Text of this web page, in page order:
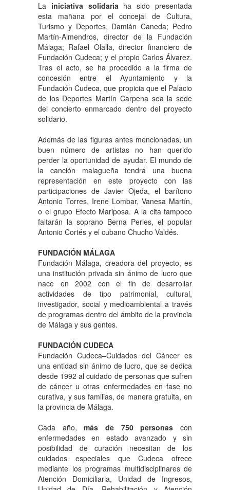
La iniciativa solidariaha sido presentada
esta mañana por el concejal de Cultura,
Turismo y Deportes, Damián Caneda; Pedro
Martín-Almendros, director de la Fundación
Málaga; Rafael Olalla, director financiero de
Fundación Cudeca; y el propio Carlos Álvarez.
Tras el acto, se ha procedido a la firma de
concesión entre el Ayuntamiento y la
Fundación Cudeca, que propicia que el Palacio
de los Deportes Martín Carpena sea la sede
del concierto enmarcado dentro del proyecto
solidario.
Además de las figuras antes mencionadas, un
buen número de artistas no han querido
perder la oportunidad de ayudar. El mundo de
la canción malagueña tendrá una buena
representación en este proyecto con las
participaciones de Javier Ojeda, el barítono
Antonio Torres, Irene Lombar, Vanesa Martín,
o el grupo Efecto Mariposa. A la cita tampoco
faltarán la soprano Berna Perles, el popular
Antonio Cortés y el cubano Chucho Valdés.
FUNDACIÓN MÁLAGA
Fundación Málaga, creadora del proyecto, es
una institución privada sin ánimo de lucro que
nace en 2002 con el fin de desarrollar
actividades de tipo patrimonial, cultural,
investigador, social y medioambiental a través
de programas dentro del ámbito de la provincia
de Málaga y sus gentes.
FUNDACIÓN CUDECA
Fundación Cudeca–Cuidados del Cáncer es
una entidad sin ánimo de lucro, que se dedica
desde 1992 al cuidado de personas que sufren
de cáncer u otras enfermedades en fase no
curativa, y sus familias, de manera gratuita, en
la provincia de Málaga.
Cada año,más de 750 personascon
enfermedades en estado avanzado y sin
posibilidad de curación necesitan de los
cuidados especiales que Cudeca ofrece
mediante los programas multidisciplinares de
Atención Domiciliaria, Unidad de Ingresos,